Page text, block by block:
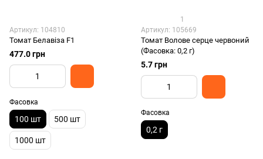
Артикул: 104810
Томат Белавіза F1
477.0 грн
Фасовка
100 шт 500 шт
1000 шт
1
Артикул: 105669
Томат Волове серце червоний
(Фасовка: 0,2 г)
5.7 грн
Фасовка
0,2 г